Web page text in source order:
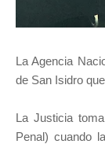
La Agencia
de San Isidro
La Justicia
Penal) cuando